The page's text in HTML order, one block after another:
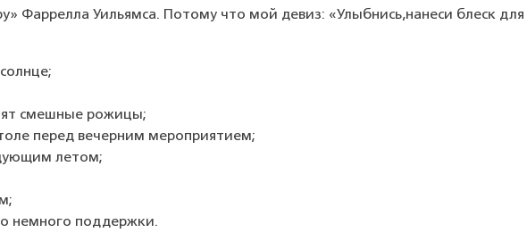
Фаррелла Уильямса. Потому что мой девиз: «Улыбнись,нанеси блеск для
солнце;
смешные рожицы;
перед вечерним мероприятием;
летом;
немного поддержки.